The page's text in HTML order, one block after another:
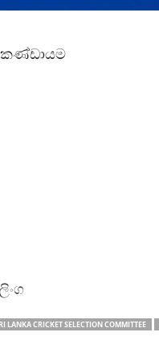
කණ්ඩායම
LANKA CRICKET SELECTION COMMITTEE